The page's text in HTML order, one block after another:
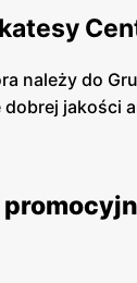
należy do
wyborne